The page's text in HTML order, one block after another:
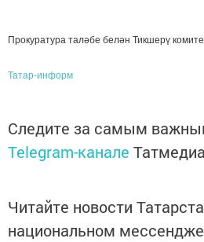
Прокуратура таләбе белән Тикшерү
Татар-информ
Следите за самым
Telegram-канале Татмедиа
Читайте новости
национальном